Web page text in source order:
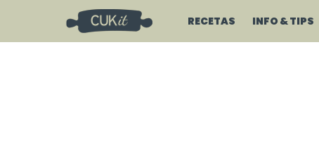
RECETAS INFO & TIPS